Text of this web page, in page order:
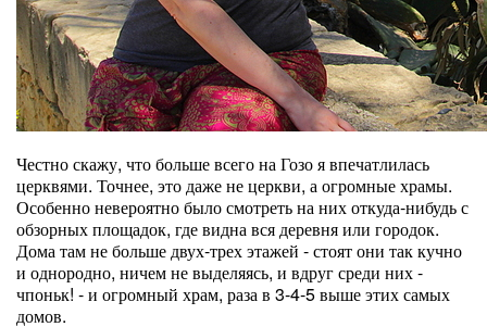
Честно скажу, что больше всего на Гозо я впечатлилась
церквями. Точнее, это даже не церкви, а огромные храмы.
Особенно невероятно было смотреть на них откуда-нибудь с
обзорных площадок, где видна вся деревня или городок.
Дома там не больше двух-трех этажей - стоят они так кучно
и однородно, ничем не выделяясь, и вдруг среди них -
чпоньк! - и огромный храм, раза в 3-4-5 выше этих самых
домов.